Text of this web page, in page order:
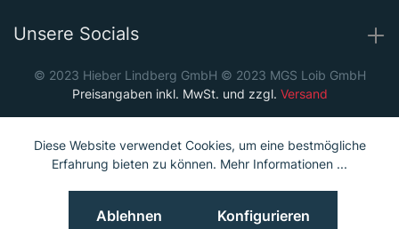
Unsere Socials
© 2023 Hieber Lindberg GmbH © 2023 MGS Loib GmbH
Preisangaben inkl. MwSt. und zzgl. Versand
Diese Website verwendet Cookies, um eine bestmögliche
Erfahrung bieten zu können. Mehr Informationen ...
Ablehnen Konfigurieren